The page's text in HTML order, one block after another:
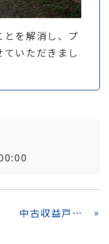
を解消し、プ
いただきまし
中古収益戸建買取（厚木市林戸建） »